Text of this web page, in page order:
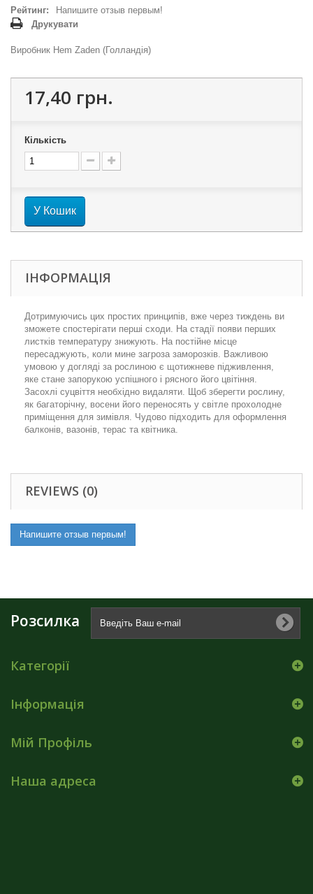
Рейтинг:
Напишите отзыв первым!
Друкувати
Виробник Hem Zaden (Голландія)
17,40 грн.
Кількість
У Кошик
ІНФОРМАЦІЯ
Дотримуючись цих простих принципів, вже через тиждень ви
зможете спостерігати перші сходи. На стадії появи перших
листків температуру знижують. На постійне місце
пересаджують, коли мине загроза заморозків. Важливою
умовою у догляді за рослиною є щотижневе підживлення,
яке стане запорукою успішного і рясного його цвітіння.
Засохлі суцвіття необхідно видаляти. Щоб зберегти рослину,
як багаторічну, восени його переносять у світле прохолодне
приміщення для зимівля. Чудово підходить для оформлення
балконів, вазонів, терас та квітника.
REVIEWS (0)
Напишите отзыв первым!
Розсилка
Категорії
Інформація
Мій Профіль
Наша адреса